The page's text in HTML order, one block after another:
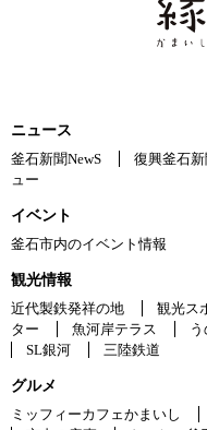
ニュース
釜石新聞NewS
復興釜石
ュー
イベント
釜石市内のイベント情報
観光情報
近代製鉄発祥の地
観光ス
ター
魚河岸テラス
SL銀河
三陸鉄道
グルメ
ミッフィーカフェかまいし